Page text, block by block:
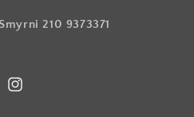
210 9373371
Instagram